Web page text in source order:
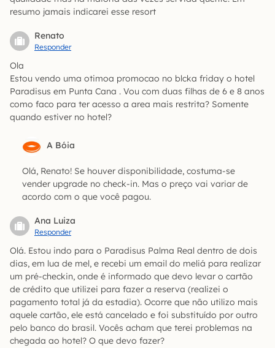
resumo jamais indicarei esse resort
Renato
Responder
Ola
Estou vendo uma otimoa promocao no blcka friday o hotel
Paradisus em Punta Cana . Vou com duas filhas de 6 e 8 anos
como faco para ter acesso a area mais restrita? Somente
quando estiver no hotel?
A Bóia
Olá, Renato! Se houver disponibilidade, costuma-se
vender upgrade no check-in. Mas o preço vai variar de
acordo com o que você pagou.
Ana Luiza
Responder
Olá. Estou indo para o Paradisus Palma Real dentro de dois
dias, em lua de mel, e recebi um email do meliá para realizar
um pré-checkin, onde é informado que devo levar o cartão
de crédito que utilizei para fazer a reserva (realizei o
pagamento total já da estadia). Ocorre que não utilizo mais
aquele cartão, ele está cancelado e foi substituído por outro
pelo banco do brasil. Vocês acham que terei problemas na
chegada ao hotel? O que devo fazer?